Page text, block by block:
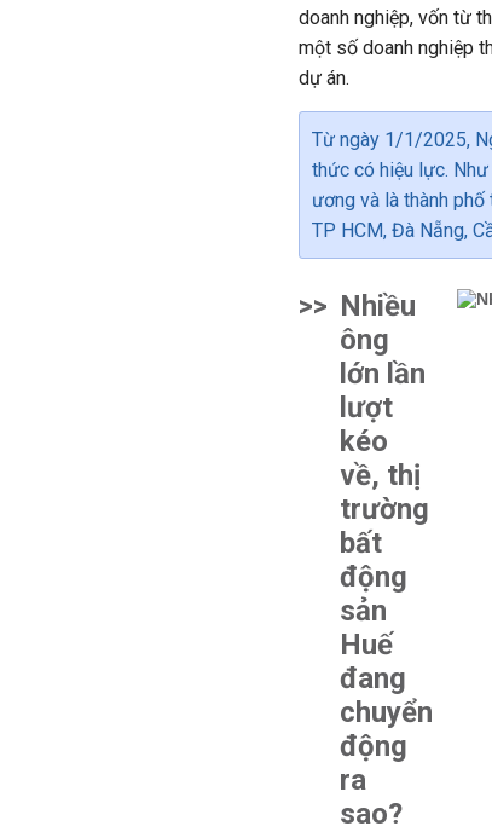
doanh nghiệp, vốn từ
một số doanh nghiệp
dự án.
Từ ngày 1/1/2025,
thức có hiệu lực. Như
ương và là thành
TP HCM, Đà Nẵng,
>> Nhiều
ông
lớn lần
lượt
kéo
về, thị
trường
bất
động
sản
Huế
đang
chuyển
động
ra
sao?